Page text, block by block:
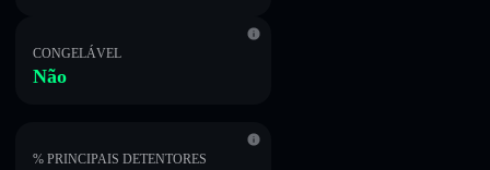
CONGELÁVEL
Não
% PRINCIPAIS DETENTORES